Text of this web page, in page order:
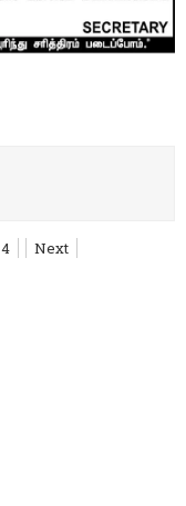
4 Next